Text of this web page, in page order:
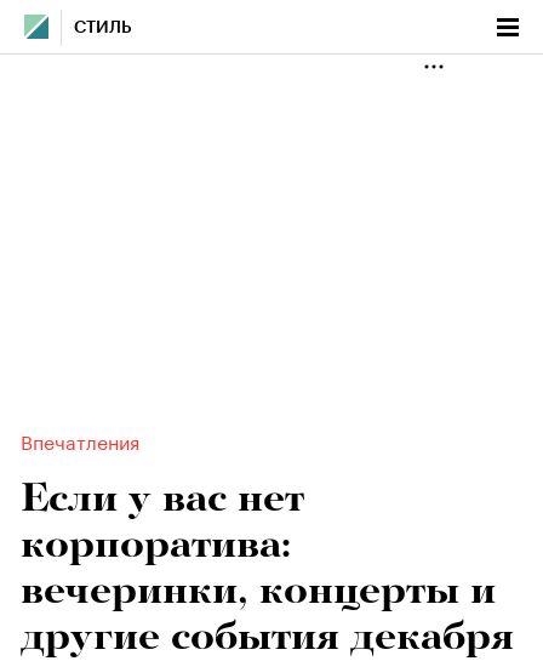
СТИЛЬ
Впечатления
Если у вас нет
корпоратива:
вечеринки, концерты и
другие события декабря